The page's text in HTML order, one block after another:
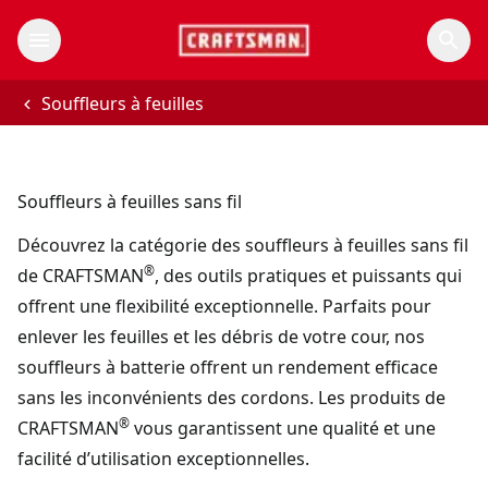
Souffleurs à feuilles
Souffleurs à feuilles sans fil
Découvrez la catégorie des souffleurs à feuilles sans fil
de CRAFTSMAN®, des outils pratiques et puissants qui
offrent une flexibilité exceptionnelle. Parfaits pour
enlever les feuilles et les débris de votre cour, nos
souffleurs à batterie offrent un rendement efficace
sans les inconvénients des cordons. Les produits de
CRAFTSMAN® vous garantissent une qualité et une
facilité d’utilisation exceptionnelles.